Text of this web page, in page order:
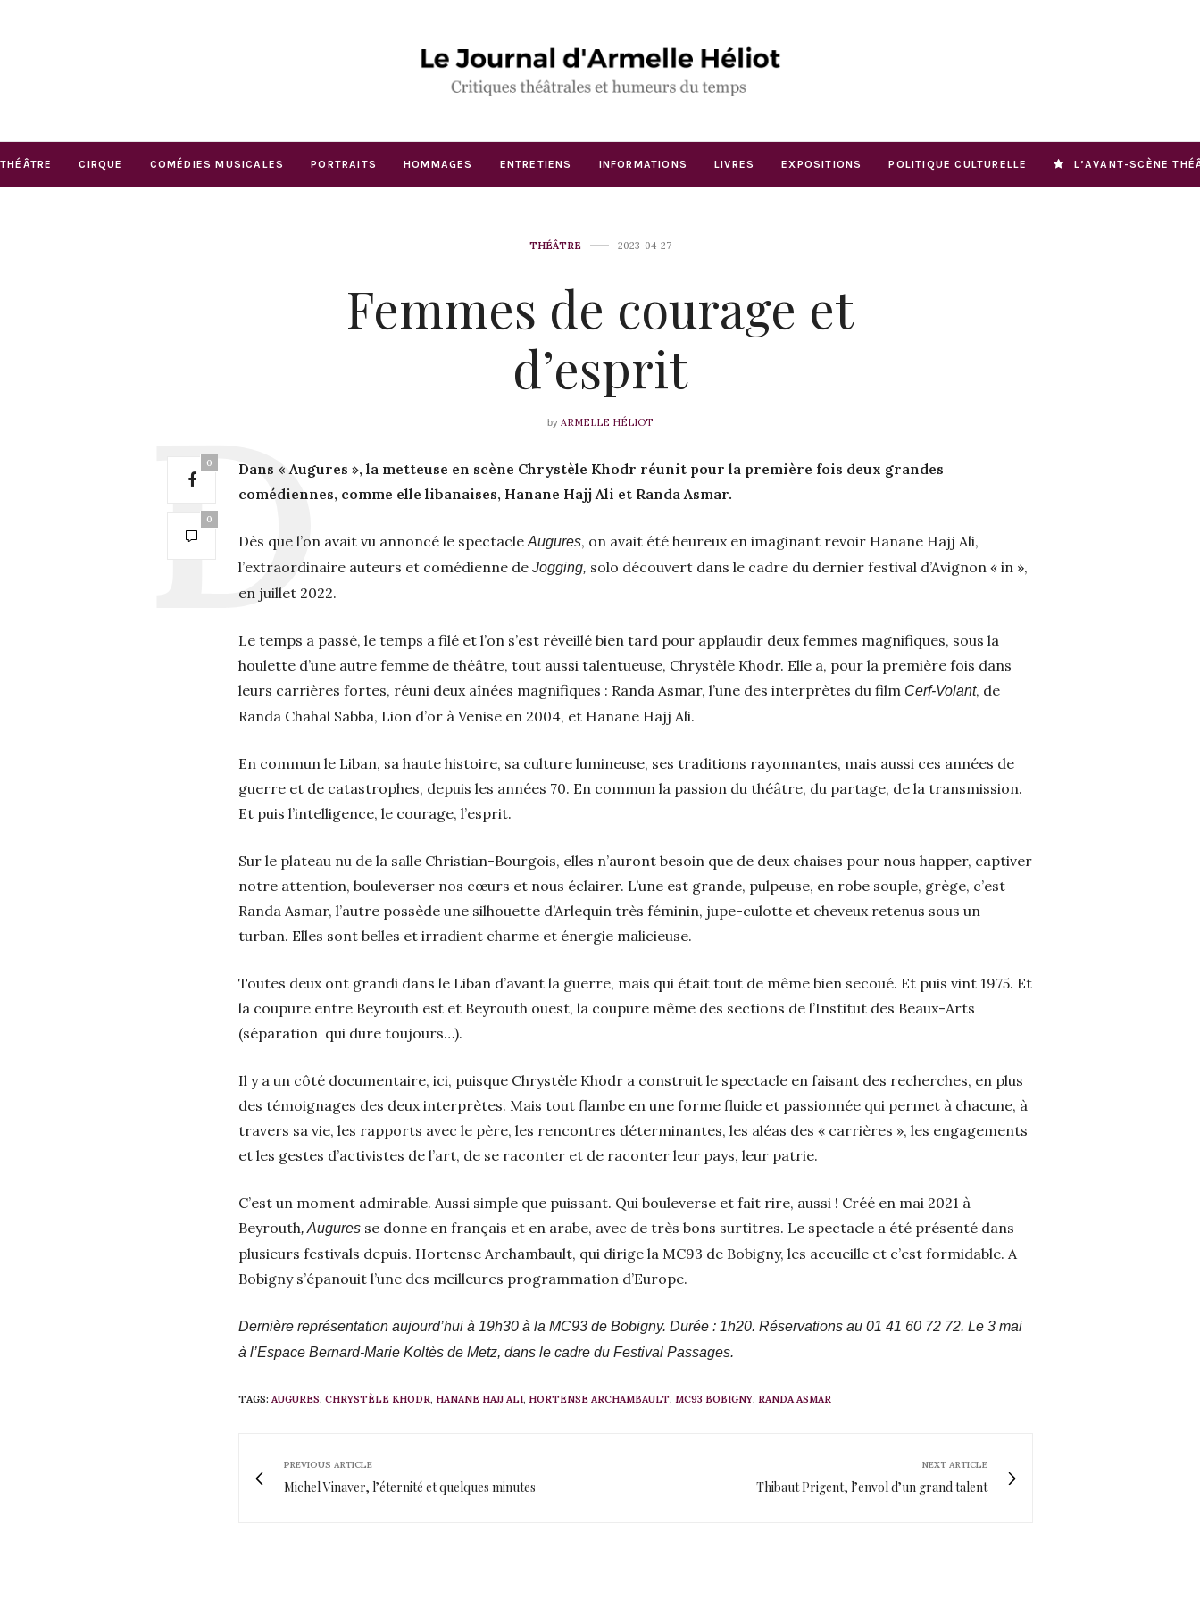
THÉÂTRE CIRQUE COMÉDIES MUSICALES PORTRAITS HOMMAGES ENTRETIENS INFORMATIONS LIVRES EXPOSITIONS POLITIQUE CULTURELLE L’AVANT-SCÈNE
THÉÂTRE 2023-04-27
Femmes de courage et
d’esprit
by ARMELLE HÉLIOT
0
0
Dans « Augures », la metteuse en scène Chrystèle Khodr réunit pour la première fois deux grandes
comédiennes, comme elle libanaises, Hanane Hajj Ali et Randa Asmar.
Dès que l’on avait vu annoncé le spectacleAugures, on avait été heureux en imaginant revoir Hanane Hajj Ali,
l’extraordinaire auteurs et comédienne de Jogging, solo découvert dans le cadre du dernier festival d’Avignon « in »,
en juillet 2022.
Le temps a passé, le temps a filé et l’on s’est réveillé bien tard pour applaudir deux femmes magnifiques, sous la
houlette d’une autre femme de théâtre, tout aussi talentueuse, Chrystèle Khodr. Elle a, pour la première fois dans
leurs carrières fortes, réuni deux aînées magnifiques : Randa Asmar, l’une des interprètes du film Cerf-Volant, de
Randa Chahal Sabba, Lion d’or à Venise en 2004, et Hanane Hajj Ali.
En commun le Liban, sa haute histoire, sa culture lumineuse, ses traditions rayonnantes, mais aussi ces années de
guerre et de catastrophes, depuis les années 70. En commun la passion du théâtre, du partage, de la transmission.
Et puis l’intelligence, le courage, l’esprit.
Sur le plateau nu de la salle Christian-Bourgois, elles n’auront besoin que de deux chaises pour nous happer, captiver
notre attention, bouleverser nos cœurs et nous éclairer. L’une est grande, pulpeuse, en robe souple, grège, c’est
Randa Asmar, l’autre possède une silhouette d’Arlequin très féminin, jupe-culotte et cheveux retenus sous un
turban. Elles sont belles et irradient charme et énergie malicieuse.
Toutes deux ont grandi dans le Liban d’avant la guerre, mais qui était tout de même bien secoué. Et puis vint 1975. Et
la coupure entre Beyrouth est et Beyrouth ouest, la coupure même des sections de l’Institut des Beaux-Arts
(séparation qui dure toujours…).
Il y a un côté documentaire, ici, puisque Chrystèle Khodr a construit le spectacle en faisant des recherches, en plus
des témoignages des deux interprètes. Mais tout flambe en une forme fluide et passionnée qui permet à chacune, à
travers sa vie, les rapports avec le père, les rencontres déterminantes, les aléas des « carrières », les engagements
et les gestes d’activistes de l’art, de se raconter et de raconter leur pays, leur patrie.
C’est un moment admirable. Aussi simple que puissant. Qui bouleverse et fait rire, aussi ! Créé en mai 2021 à
Beyrouth, Augures se donne en français et en arabe, avec de très bons surtitres. Le spectacle a été présenté dans
plusieurs festivals depuis. Hortense Archambault, qui dirige la MC93 de Bobigny, les accueille et c’est formidable. A
Bobigny s’épanouit l’une des meilleures programmation d’Europe.
Dernière représentation aujourd’hui à 19h30 à la MC93 de Bobigny. Durée : 1h20. Réservations au 01 41 60 72 72. Le 3 mai
à l’Espace Bernard-Marie Koltès de Metz, dans le cadre du Festival Passages.
TAGS: AUGURES, CHRYSTÈLE KHODR, HANANE HAJJ ALI, HORTENSE ARCHAMBAULT, MC93 BOBIGNY, RANDA ASMAR
PREVIOUS ARTICLE
Michel Vinaver, l’éternité et quelques minutes
NEXT ARTICLE
Thibaut Prigent, l’envol d’un grand talent